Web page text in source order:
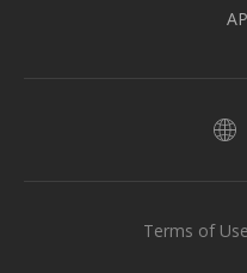
Terms of Use